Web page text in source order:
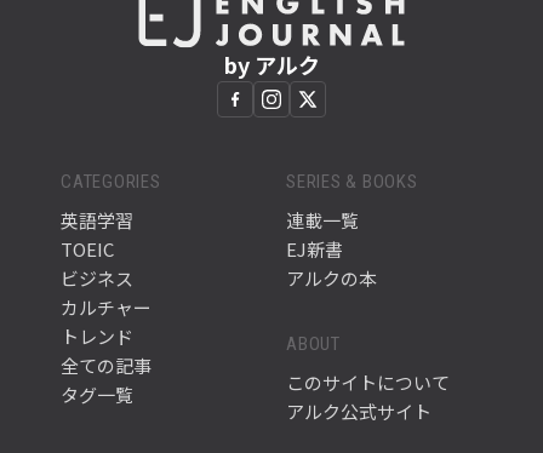
by アルク
CATEGORIES
英語学習
TOEIC
ビジネス
カルチャー
トレンド
全ての記事
タグ一覧
SERIES & BOOKS
連載一覧
EJ新書
アルクの本
ABOUT
このサイトについて
アルク公式サイト